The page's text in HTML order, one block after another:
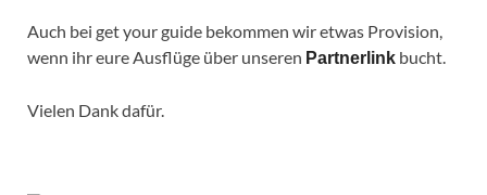
Auch bei get your guide bekommen wir etwas Provision,
wenn ihr eure Ausflüge über unseren Partnerlink bucht.
Vielen Dank dafür.